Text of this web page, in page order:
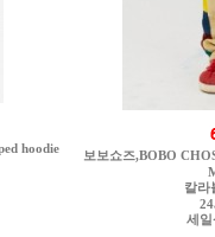
hoodie
보보쇼즈,BOBO
칼라
세일